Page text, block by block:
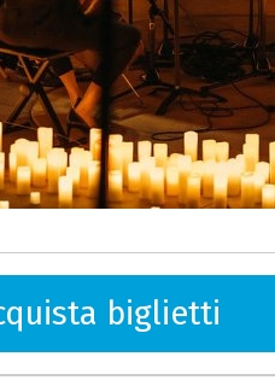
biglietti